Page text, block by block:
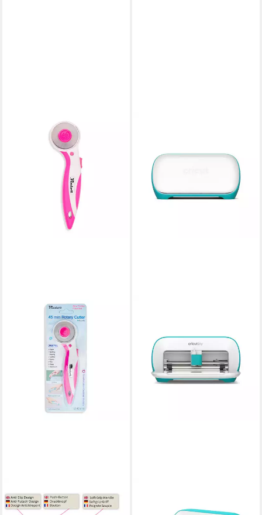
Rollenschneidemaschine
Rollschneider
Schneideplotter